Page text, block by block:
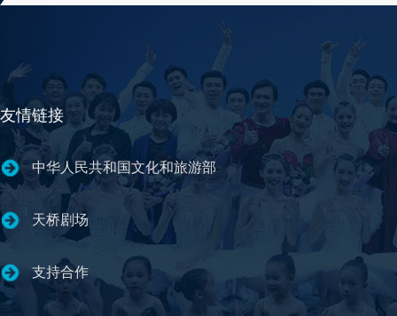
友情链接
中华人民共和国文化和旅游部
天桥剧场
支持合作